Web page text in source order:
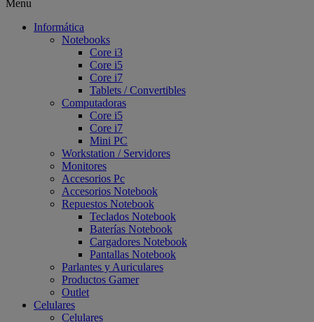
Menu
Informática
Notebooks
Core i3
Core i5
Core i7
Tablets / Convertibles
Computadoras
Core i5
Core i7
Mini PC
Workstation / Servidores
Monitores
Accesorios Pc
Accesorios Notebook
Repuestos Notebook
Teclados Notebook
Baterías Notebook
Cargadores Notebook
Pantallas Notebook
Parlantes y Auriculares
Productos Gamer
Outlet
Celulares
Celulares